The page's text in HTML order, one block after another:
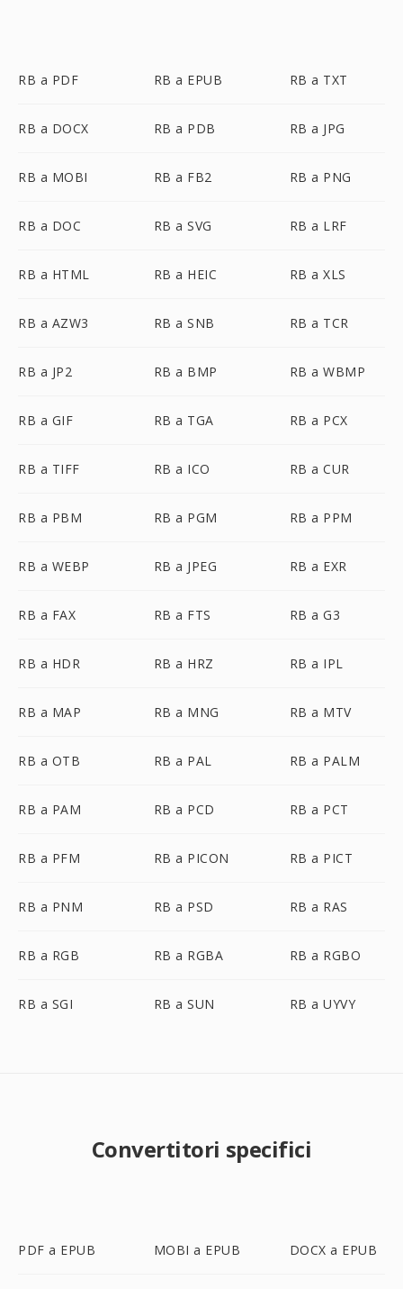
RB a PDF RB a EPUB RB a TXT
RB a DOCX RB a PDB RB a JPG
RB a MOBI RB a FB2 RB a PNG
RB a DOC RB a SVG RB a LRF
RB a HTML RB a HEIC RB a XLS
RB a AZW3 RB a SNB RB a TCR
RB a JP2 RB a BMP RB a WBMP
RB a GIF RB a TGA RB a PCX
RB a TIFF RB a ICO RB a CUR
RB a PBM RB a PGM RB a PPM
RB a WEBP RB a JPEG RB a EXR
RB a FAX RB a FTS RB a G3
RB a HDR RB a HRZ RB a IPL
RB a MAP RB a MNG RB a MTV
RB a OTB RB a PAL RB a PALM
RB a PAM RB a PCD RB a PCT
RB a PFM RB a PICON RB a PICT
RB a PNM RB a PSD RB a RAS
RB a RGB RB a RGBA RB a RGBO
RB a SGI RB a SUN RB a UYVY
Convertitori specifici
PDF a EPUB MOBI a EPUB DOCX a EPUB